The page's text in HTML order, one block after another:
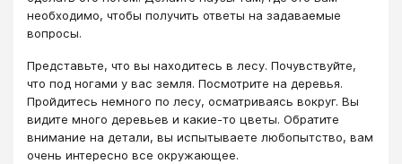
необходимо, чтобы получить ответы на задаваемые
вопросы.
Представьте, что вы находитесь в лесу. Почувствуйте,
что под ногами у вас земля. Посмотрите на деревья.
Пройдитесь немного по лесу, осматриваясь вокруг. Вы
видите много деревьев и какие-то цветы. Обратите
внимание на детали, вы испытываете любопытство, вам
очень интересно все окружающее.